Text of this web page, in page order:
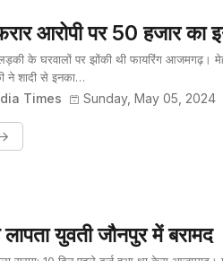
आरोपी पर 50 हजार का
के घरवालों पर झोंकी थी फायरिंग आजमगढ़।
ने शादी से इनका…
Times Sunday, May 05, 2024
युवती जौनपुर में बरामद